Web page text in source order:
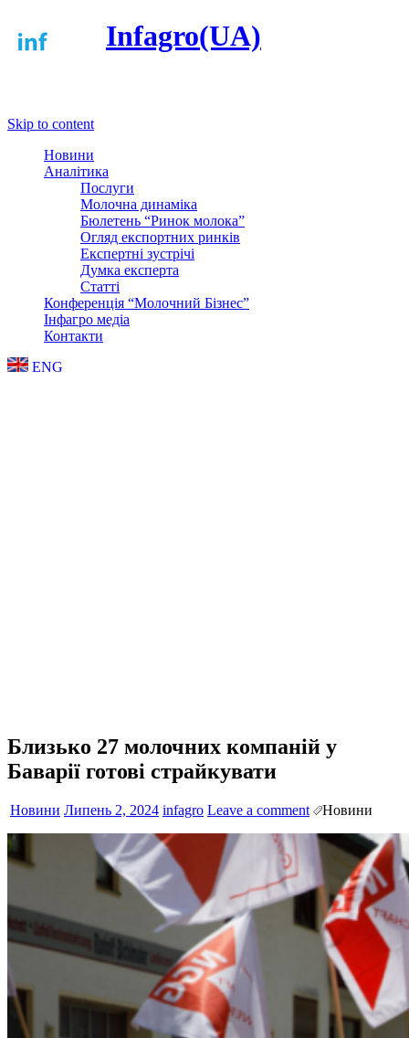
Infagro(UA)
Skip to content
Новини
Аналітика
Послуги
Молочна динаміка
Бюлетень “Ринок молока”
Огляд експортних ринків
Експертні зустрічі
Думка експерта
Статті
Конференція “Молочний Бізнес”
Інфагро медіа
Контакти
ENG
Близько 27 молочних компаній у
Баварії готові страйкувати
Новини Липень 2, 2024 infagro Leave a comment Новини